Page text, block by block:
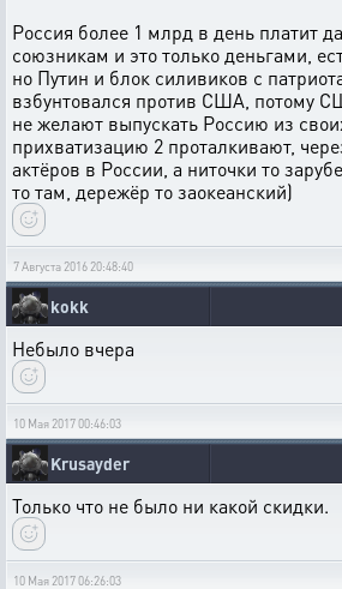
Россия более 1 млрд в день платит
союзникам и это только деньгами,
но Путин и блок силивиков с
взбунтовался против США, потому
не желают выпускать Россию из
прихватизацию 2 проталкивают,
актёров в России, а ниточки то
то там, дережёр то заокеанский)
7 Августа 2016 20:48:40
kokk
Небыло вчера
10 Мая 2017 00:46:03
Krusayder
Только что не было ни какой скидки.
10 Мая 2017 06:26:03